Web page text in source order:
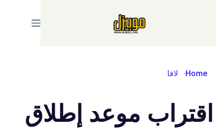
Home لافا
اقتراب موعد إطلاق